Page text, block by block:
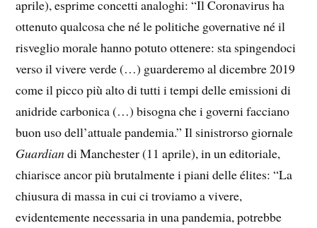
aprile), esprime concetti analoghi: “Il Coronavirus ha
ottenuto qualcosa che né le politiche governative né il
risveglio morale hanno potuto ottenere: sta spingendoci
verso il vivere verde (…) guarderemo al dicembre 2019
come il picco più alto di tutti i tempi delle emissioni di
anidride carbonica (…) bisogna che i governi facciano
buon uso dell’attuale pandemia.” Il sinistrorso giornale
Guardiandi Manchester (11 aprile), in un editoriale,
chiarisce ancor più brutalmente i piani delle élites: “La
chiusura di massa in cui ci troviamo a vivere,
evidentemente necessaria in una pandemia, potrebbe